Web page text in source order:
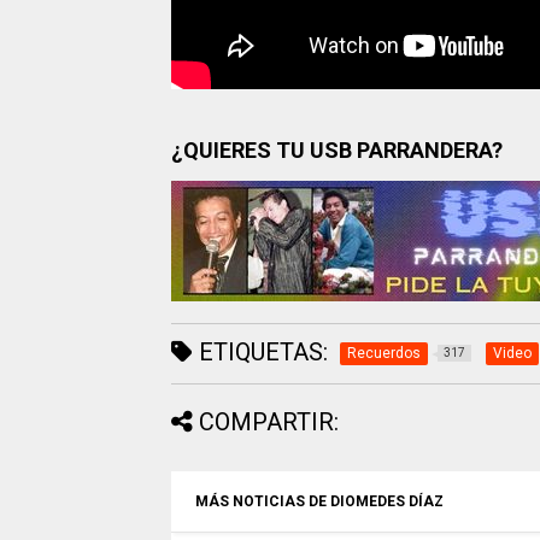
¿QUIERES TU USB PARRANDERA?
ETIQUETAS: Recuerdos 317 Video
COMPARTIR:
MÁS NOTICIAS DE DIOMEDES DÍAZ